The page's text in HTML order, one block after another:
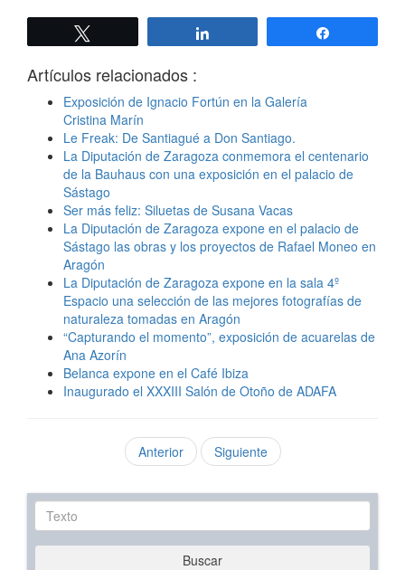
Artículos relacionados :
Exposición de Ignacio Fortún en la Galería
Cristina Marín
Le Freak: De Santiagué a Don Santiago.
La Diputación de Zaragoza conmemora el centenario
de la Bauhaus con una exposición en el palacio de
Sástago
Ser más feliz: Siluetas de Susana Vacas
La Diputación de Zaragoza expone en el palacio de
Sástago las obras y los proyectos de Rafael Moneo en
Aragón
La Diputación de Zaragoza expone en la sala 4º
Espacio una selección de las mejores fotografías de
naturaleza tomadas en Aragón
“Capturando el momento”, exposición de acuarelas de
Ana Azorín
Belanca expone en el Café Ibiza
Inaugurado el XXXIII Salón de Otoño de ADAFA
Anterior Siguiente
Texto
Buscar